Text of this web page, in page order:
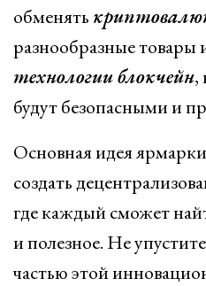
обменять
разнообразные товары
технологии блокчейн,
будут безопасными и
Основная идея
создать
где каждый сможет
и полезное. Не
частью этой